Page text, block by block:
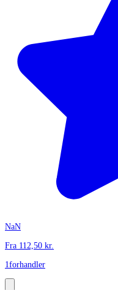
NaN
Fra 112,50 kr.
1forhandler